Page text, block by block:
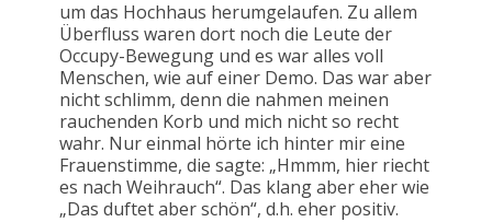
um das Hochhaus herumgelaufen. Zu allem
Überfluss waren dort noch die Leute der
Occupy-Bewegung und es war alles voll
Menschen, wie auf einer Demo. Das war aber
nicht schlimm, denn die nahmen meinen
rauchenden Korb und mich nicht so recht
wahr. Nur einmal hörte ich hinter mir eine
Frauenstimme, die sagte: „Hmmm, hier riecht
es nach Weihrauch“. Das klang aber eher wie
„Das duftet aber schön“, d.h. eher positiv.